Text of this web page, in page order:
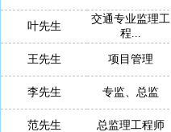
叶先生
交通专业监理工
程...
王先生 项目管理
李先生 专监、总监
范先生 总监理工程师